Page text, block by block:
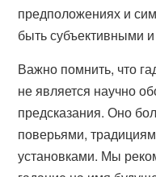
предположениях и
быть субъективными
Важно помнить, что
не является научно
предсказания. Оно
поверьями,
установками. Мы